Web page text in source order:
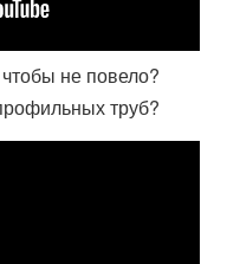
не повело?
труб?